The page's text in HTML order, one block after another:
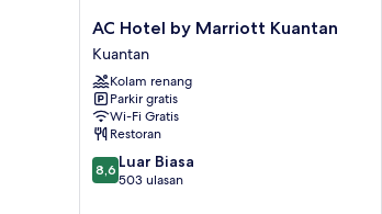
AC
Hotel
by
Marriott
Kuantan
Kuantan
AC Hotel by Marriott Kuantan
Kuantan
Kolam renang
Parkir gratis
Wi-Fi Gratis
Restoran
8.6
dari
8,6 Luar Biasa
503 ulasan